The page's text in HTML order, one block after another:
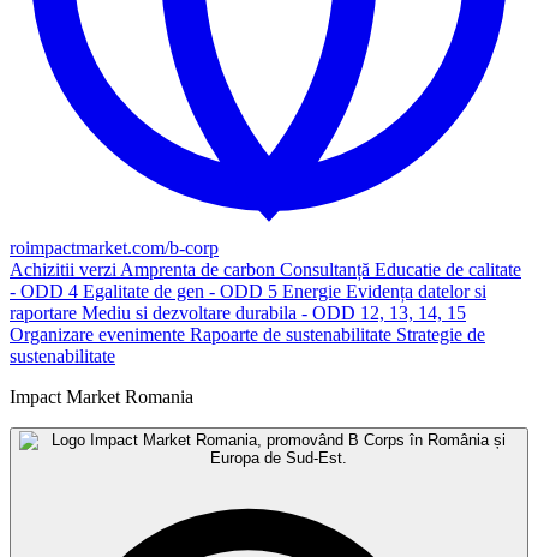
roimpactmarket.com/b-corp
Achizitii verzi Amprenta de carbon Consultanță Educatie de calitate
- ODD 4 Egalitate de gen - ODD 5 Energie Evidența datelor si
raportare Mediu si dezvoltare durabila - ODD 12, 13, 14, 15
Organizare evenimente Rapoarte de sustenabilitate Strategie de
sustenabilitate
Impact Market Romania